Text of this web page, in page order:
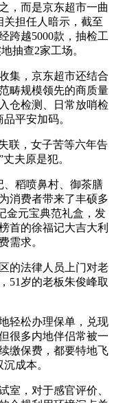
而是京东超市一曲
关担任人暗示，截至
跨越5000款，抽检工
抽查2家工场。
，京东超市还结合
畴规模领先的商质量
仓检测、日常放哨检
平安加码。
，女子苦等六年告
夫原是犯。
稻喷鼻村、御茶膳
消费者带来了丰硕多
金元宝典范礼盒，发
首的徐福记大吉大利
需求。
的法律人员上门对老
51岁的老板朱俊峰取
松办理保单，兑现
很多内地伴侣常被一
缴保费，都要特地飞
成本。
，对于感官评价、